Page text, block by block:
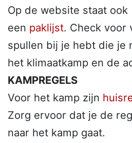
Op de website staat ook
een paklijst. Check voor
spullen bij je hebt die je
het klimaatkamp en de
KAMPREGELS
Voor het kamp zijn
Zorg ervoor dat je de
naar het kamp gaat.